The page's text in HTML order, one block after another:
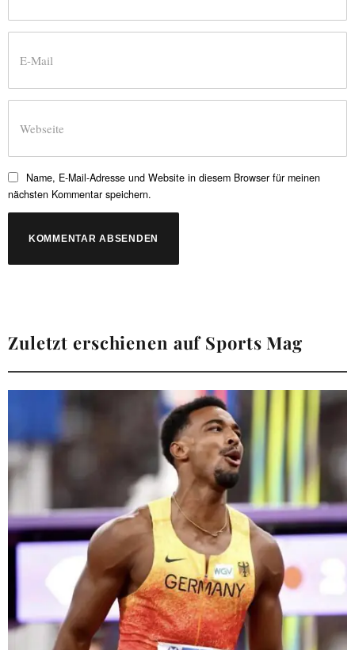
Name, E-Mail-Adresse und Website in diesem Browser für meinen
nächsten Kommentar speichern.
Zuletzt erschienen auf Sports Mag